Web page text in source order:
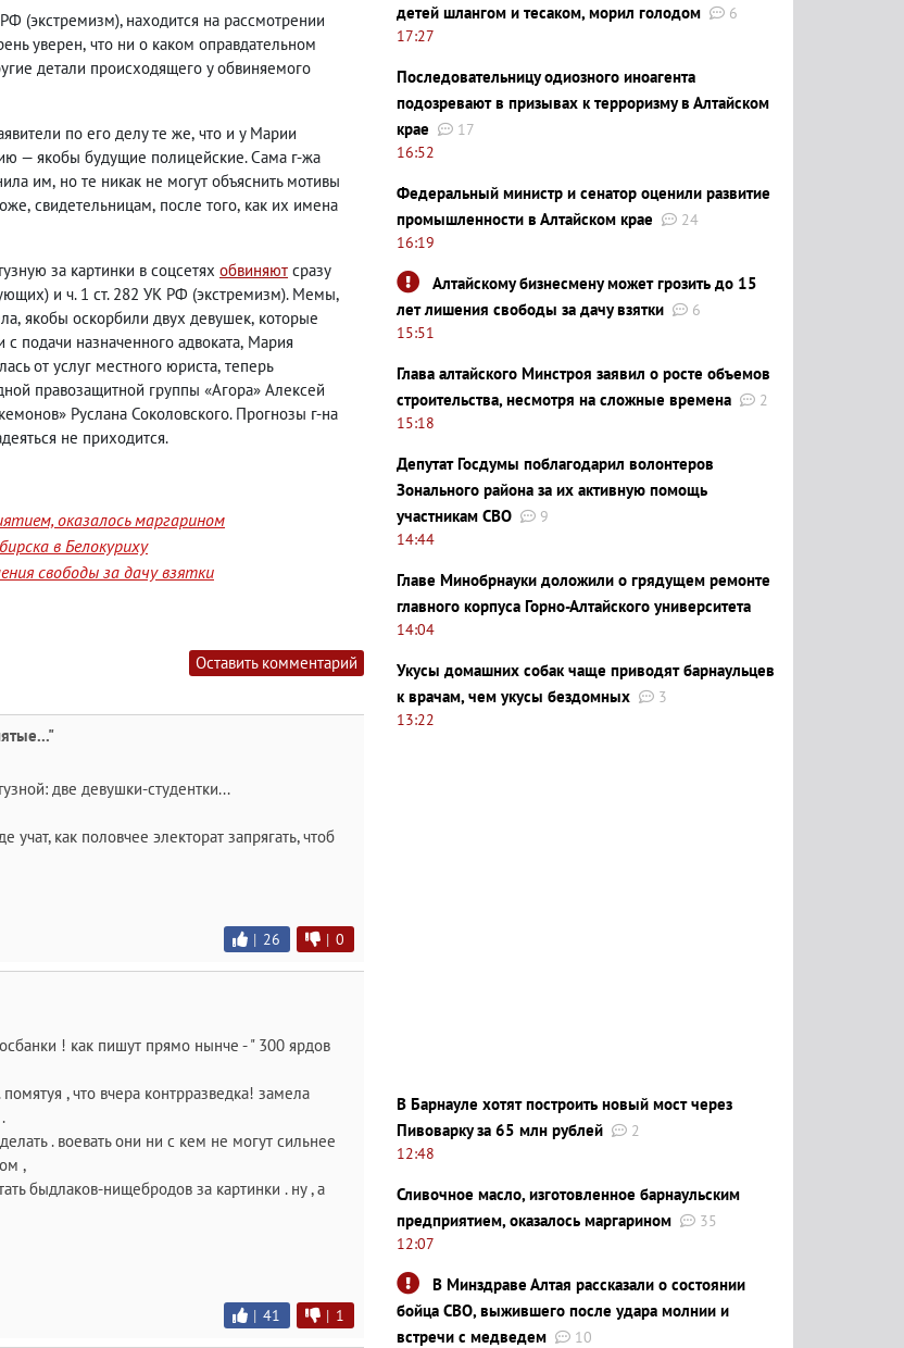
РФ (экстремизм), находится на рассмотрении
уверен, что ни о каком оправдательном
детали происходящего у обвиняемого
по его делу те же, что и у Марии
— якобы будущие полицейские. Сама г-жа
им, но те никак не могут объяснить мотивы
, свидетельницам, после того, как их имена
за картинки в соцсетях обвиняют сразу
и ч. 1 ст. 282 УК РФ (экстремизм). Мемы,
, якобы оскорбили двух девушек, которые
подачи назначенного адвоката, Мария
от услуг местного юриста, теперь
правозащитной группы «Агора» Алексей
Руслана Соколовского. Прогнозы г-на
не приходится.
оказалось маргарином
в Белокуриху
свободы за дачу взятки
Оставить комментарий
две девушки-студентки...
как половчее электорат запрягать, чтоб
| 26 | 0
! как пишут прямо нынче - " 300 ярдов
, что вчера контрразведка! замела
. воевать они ни с кем не могут сильнее
,
быдлаков-нищебродов за картинки . ну , а
| 41 | 1
детей шлангом и тесаком, морил голодом
6
17:27
Последовательницу одиозного иноагента
подозревают в призывах к терроризму в Алтайском
крае
17
16:52
Федеральный министр и сенатор оценили развитие
промышленности в Алтайском крае
24
16:19
Алтайскому бизнесмену может грозить до 15
лет лишения свободы за дачу взятки
6
15:51
Глава алтайского Минстроя заявил о росте объемов
строительства, несмотря на сложные времена
2
15:18
Депутат Госдумы поблагодарил волонтеров
Зонального района за их активную помощь
участникам СВО
9
14:44
Главе Минобрнауки доложили о грядущем ремонте
главного корпуса Горно-Алтайского университета
14:04
Укусы домашних собак чаще приводят барнаульцев
к врачам, чем укусы бездомных
3
13:22
В Барнауле хотят построить новый мост через
Пивоварку за 65 млн рублей
2
12:48
Сливочное масло, изготовленное барнаульским
предприятием, оказалось маргарином
35
12:07
В Минздраве Алтая рассказали о состоянии
бойца СВО, выжившего после удара молнии и
встречи с медведем
10